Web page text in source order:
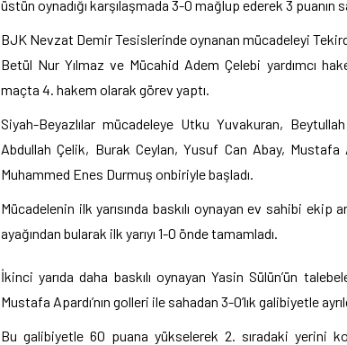
üstün oynadığı karşılaşmada 3-0 mağlup ederek 3 puanın
BJK Nevzat Demir Tesislerinde oynanan mücadeleyi
Betül Nur Yılmaz ve Mücahid Adem Çelebi yardımcı
maçta 4. hakem olarak görev yaptı.
Siyah-Beyazlılar mücadeleye Utku Yuvakuran,
Abdullah Çelik, Burak Ceylan, Yusuf Can Abay,
Muhammed Enes Durmuş onbiriyle başladı.
Mücadelenin ilk yarısında baskılı oynayan ev sahibi ekip
ayağından bularak ilk yarıyı 1-0 önde tamamladı.
İkinci yarıda daha baskılı oynayan Yasin Sülün’ün
Mustafa Apardı’nın golleri ile sahadan 3-0’lık galibiyetle
Bu galibiyetle 60 puana yükselerek 2. sıradaki yerini